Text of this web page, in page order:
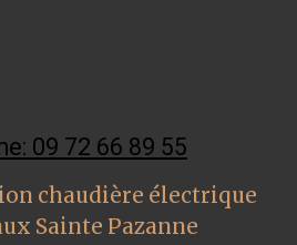
09 72 66 89 55
chaudière électrique
Sainte Pazanne